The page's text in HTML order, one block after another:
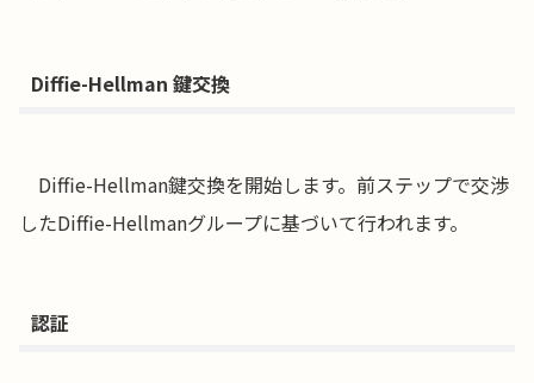
Diffie-Hellman 鍵交換
Diffie-Hellman鍵交換を開始します。前ステップで交渉
したDiffie-Hellmanグループに基づいて行われます。
認証